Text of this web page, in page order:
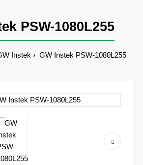
PSW-1080L255
Instek GW Instek PSW-1080L255